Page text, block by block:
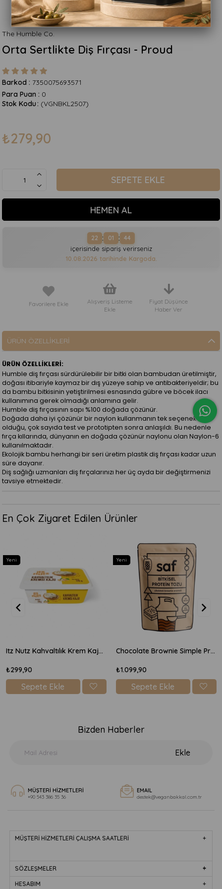
The Humble Co.
Orta Sertlikte Diş Fırçası - Proud
Barkod : 7350075693571
Para Puan : 0
(VGNBKL2507)
Stok Kodu
₺279,90
22 : 01 : 44
içerisinde sipariş verirseniz
10.08.2026 tarihinde Kargoda.
Favorilere Ekle
Alışveriş Listeme
Ekle
Fiyat Düşünce
Haber Ver
ÜRÜN ÖZELLIKLERI
ÜRÜN ÖZELLİKLERİ:
Humble diş fırçası sürdürülebilir bir bitki olan bambudan üretilmiştir,
doğası itibariyle kaymaz bir dış yüzeye sahip ve antibakteriyeldir; bu
da bambu bitkisinin yetiştirilmesi esnasında gübre ve böcek ilacı
kullanımına gerek olmadığı anlamına gelir.
Humble diş fırçasının sapı %100 doğada çözünür.
Doğada daha iyi çözünür bir naylon kullanmanın tek seçenek
olduğu, çok sayıda test ve prototipten sonra anlaşıldı. Bu nedenle
fırça kıllarında, dünyanın en doğada çözünür naylonu olan Naylon-6
kullanılmaktadır.
Ekolojik bambu herhangi bir seri üretim plastik diş fırçası kadar uzun
süre dayanır.
Diş sağlığı uzmanları diş fırçalarınızı her üç ayda bir değiştirmenizi
tavsiye etmektedir.
En Çok Ziyaret Edilen Ürünler
Itz Nutz Kahvaltılık Krem Kaju Peyniri 170gr
₺299,90
Sepete Ekle
Yeni
Chocolate Brownie Simple Protein Mix 600gr
₺1.099,90
Sepete Ekle
Yeni
Bizden Haberler
Ekle
MÜŞTERİ HİZMETLERİ
+90 543 386 35 36
EMAIL
destek@veganbakkal.com.tr
MÜŞTERİ HİZMETLERİ ÇALIŞMA SAATLERİ
SÖZLEŞMELER
HESABIM